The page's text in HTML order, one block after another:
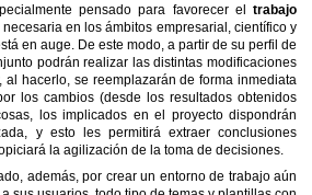
pensado para favorecer el trabajo
en los ámbitos empresarial, científico y
en auge. De este modo, a partir de su perfil de
podrán realizar las distintas modificaciones
hacerlo, se reemplazarán de forma inmediata
los cambios (desde los resultados obtenidos
los implicados en el proyecto dispondrán
y esto les permitirá extraer conclusiones
la agilización de la toma de decisiones.
además, por crear un entorno de trabajo aún